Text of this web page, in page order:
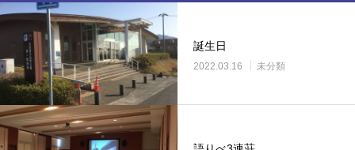
誕生日
2022.03.16 未分類